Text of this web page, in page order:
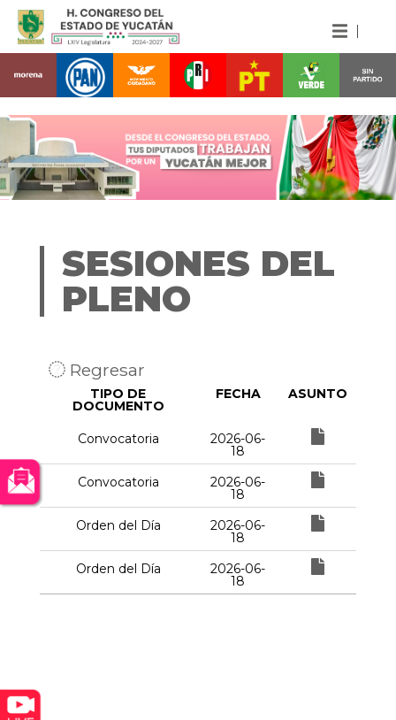
SESIONES DEL
PLENO
Regresar
TIPO DE
DOCUMENTO
FECHA ASUNTO
Convocatoria 2026-06-
18
Convocatoria
2026-06-
18
Orden del Día
2026-06-
18
Orden del Día
2026-06-
18